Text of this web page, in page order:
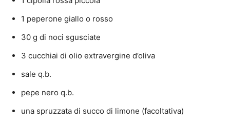
1 peperone giallo o rosso
30 g di noci sgusciate
3 cucchiai di olio extravergine d’oliva
sale q.b.
pepe nero q.b.
una spruzzata di succo di limone (facoltativa)